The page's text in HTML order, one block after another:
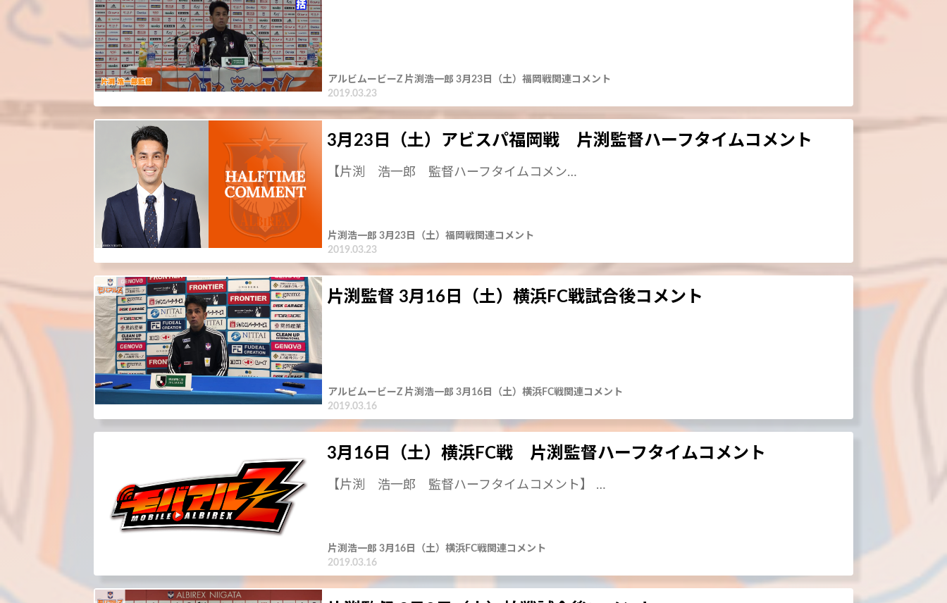
アルビムービーZ 片渕浩一郎 3月23日（土）福岡戦関連コメント
2019.03.23
3月23日（土）アビスパ福岡戦 片渕監督ハーフタイムコメント
【片渕 浩一郎 監督ハーフタイムコメン…
片渕浩一郎 3月23日（土）福岡戦関連コメント
2019.03.23
片渕監督 3月16日（土）横浜FC戦試合後コメント
アルビムービーZ 片渕浩一郎 3月16日（土）横浜FC戦関連コメント
2019.03.16
3月16日（土）横浜FC戦 片渕監督ハーフタイムコメント
【片渕 浩一郎 監督ハーフタイムコメント】 …
片渕浩一郎 3月16日（土）横浜FC戦関連コメント
2019.03.16